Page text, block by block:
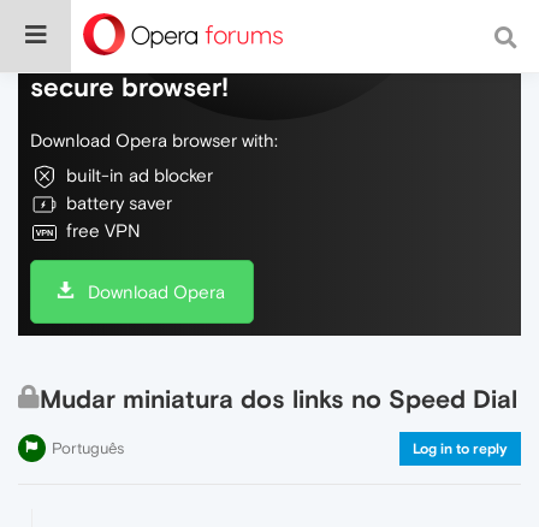
Do more on the web, with a fast and
secure browser!
Download Opera browser with:
built-in ad blocker
battery saver
free VPN
Download Opera
Mudar miniatura dos links no Speed Dial
Português Log in to reply